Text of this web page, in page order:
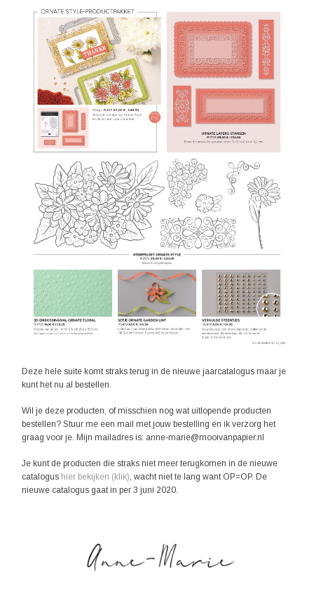
Deze hele suite komt straks terug in de nieuwe jaarcatalogus maar je
kunt het nu al bestellen.
Wil je deze producten, of misschien nog wat uitlopende producten
bestellen? Stuur me een mail met jouw bestelling en ik verzorg het
graag voor je. Mijn mailadres is: anne-marie@mooivanpapier.nl
Je kunt de producten die straks niet meer terugkomen in de nieuwe
catalogus hier bekijken (klik) , wacht niet te lang want OP=OP. De
nieuwe catalogus gaat in per 3 juni 2020.